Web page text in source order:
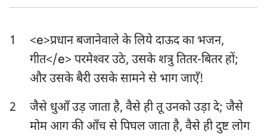
एस्तेर अय्यूब
भजन संहिता नीतिवचन
सभोपदेशक
यशायाह यिर्मयाह
1
<e>प्रधान बजानेवाले के लिये दाऊद का भजन,
गीत</e> परमेश्‍वर उठे, उसके शत्रु तितर-बितर हों;
और उसके बैरी उसके सामने से भाग जाएँ!
2
जैसे धुआँ उड़ जाता है, वैसे ही तू उनको उड़ा दे; जैसे
मोम आग की आँच से पिघल जाता है, वैसे ही दुष्ट लोग